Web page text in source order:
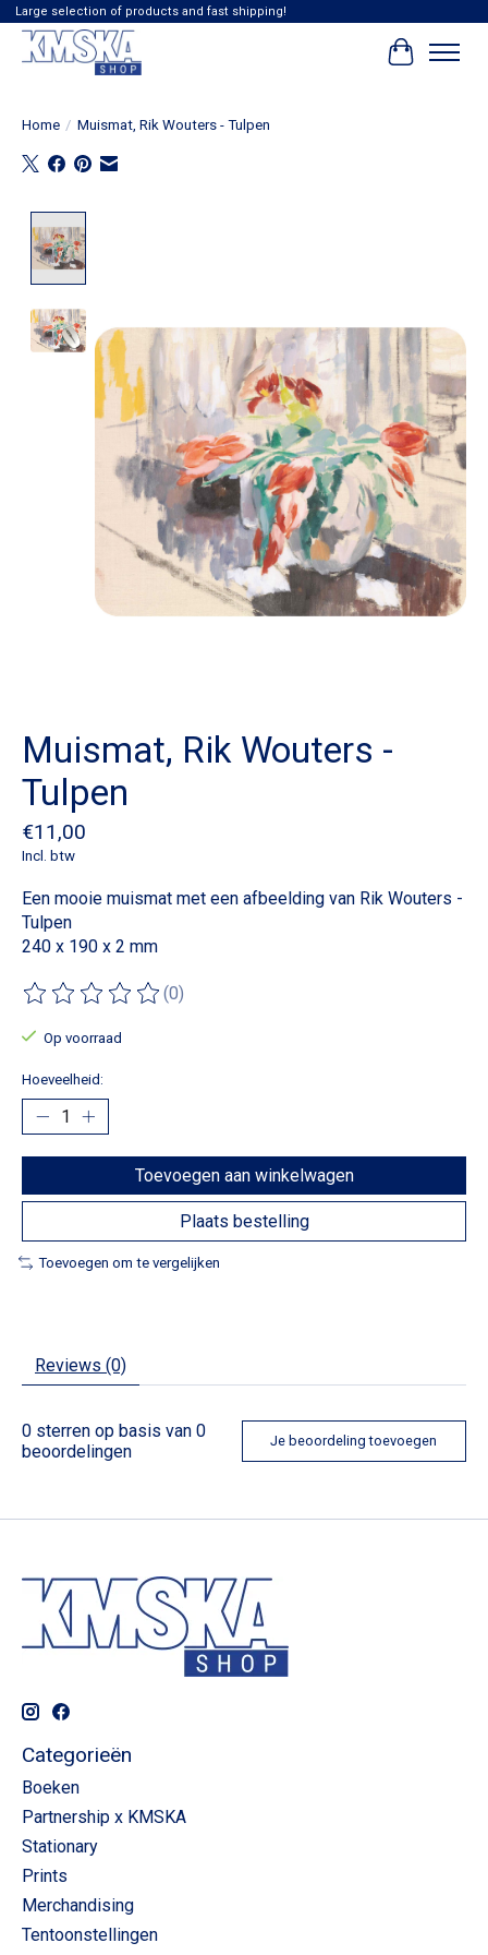
Large selection of products and fast shipping!
Home / Muismat, Rik Wouters - Tulpen
Muismat, Rik Wouters -
Tulpen
€11,00
Incl. btw
Een mooie muismat met een afbeelding van Rik Wouters -
Tulpen
240 x 190 x 2 mm
De beoordeling van dit product is
(0)
Op voorraad
Hoeveelheid:
Toevoegen aan winkelwagen
Plaats bestelling
Toevoegen om te vergelijken
Reviews (0)
0 sterren op basis van 0
beoordelingen
Je beoordeling toevoegen
Categorieën
Boeken
Partnership x KMSKA
Stationary
Prints
Merchandising
Tentoonstellingen